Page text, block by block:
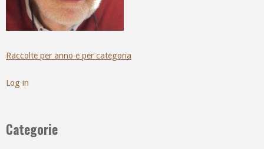
Raccolte per anno e per categoria
Log in
Categorie